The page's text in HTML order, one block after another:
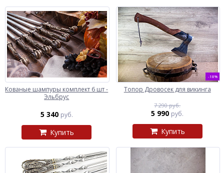
Кованые шампуры комплект 6 шт -
Эльбрус
5 340 руб.
Купить
-18%
Топор Дровосек для викинга
7 290 руб.
5 990 руб.
Купить